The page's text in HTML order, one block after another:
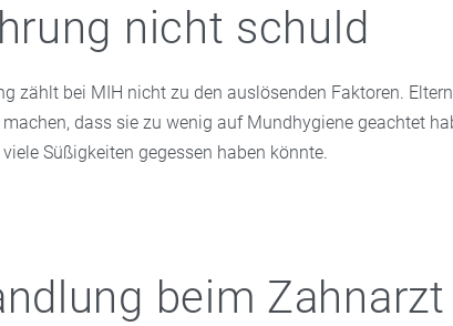
nicht schuld
zählt bei MIH nicht zu den auslösenden Faktoren.
dass sie zu wenig auf Mundhygiene geachtet
Süßigkeiten gegessen haben könnte.
beim Zahnarzt